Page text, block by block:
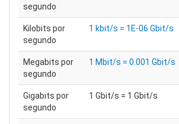
segundo
Kilobits por
segundo
1 kbit/s = 1E-06 Gbit/s
Megabits por
segundo
1 Mbit/s = 0.001 Gbit/s
Gigabits por
segundo
1 Gbit/s = 1 Gbit/s